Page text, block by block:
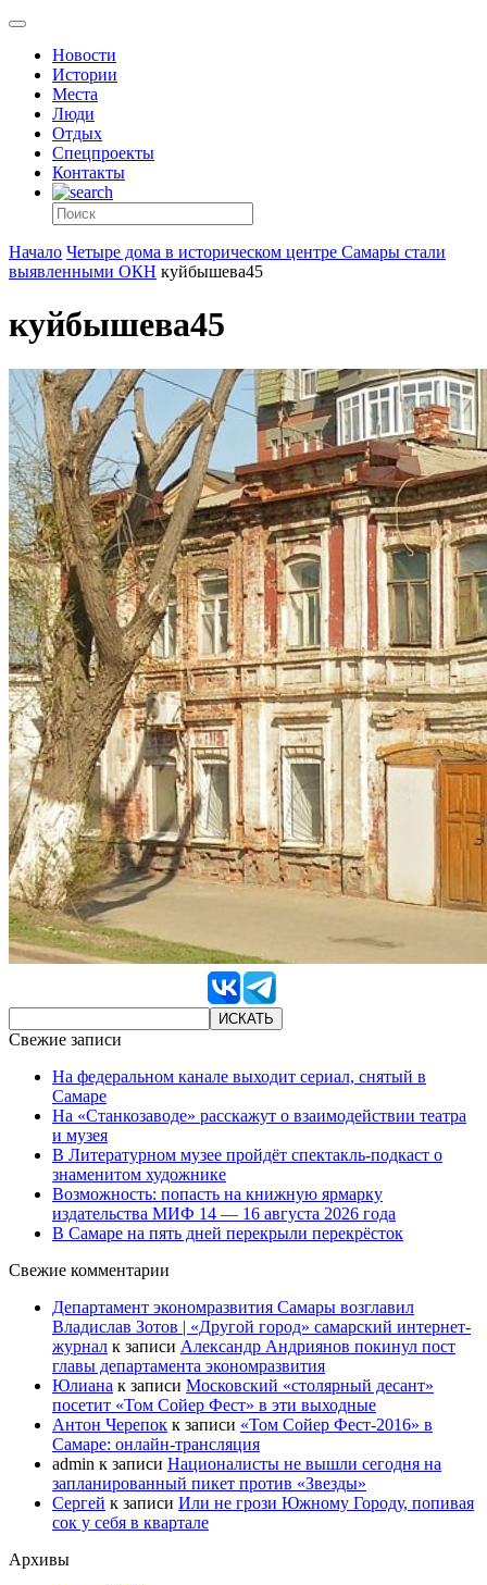
Новости
Истории
Места
Люди
Отдых
Спецпроекты
Контакты
Начало Четыре дома в историческом центре Самары стали
выявленными ОКН куйбышева45
куйбышева45
Свежие записи
На федеральном канале выходит сериал, снятый в
Самаре
На «Станкозаводе» расскажут о взаимодействии театра
и музея
В Литературном музее пройдёт спектакль-подкаст о
знаменитом художнике
Возможность: попасть на книжную ярмарку
издательства МИФ 14 — 16 августа 2026 года
В Самаре на пять дней перекрыли перекрёсток
Свежие комментарии
Департамент экономразвития Самары возглавил
Владислав Зотов | «Другой город» самарский интернет-
журнал к записи Александр Андриянов покинул пост
главы департамента экономразвития
Юлиана к записи Московский «столярный десант»
посетит «Том Сойер Фест» в эти выходные
Антон Черепок к записи «Том Сойер Фест-2016» в
Самаре: онлайн-трансляция
admin к записи Националисты не вышли сегодня на
запланированный пикет против «Звезды»
Сергей к записи Или не грози Южному Городу, попивая
сок у себя в квартале
Архивы